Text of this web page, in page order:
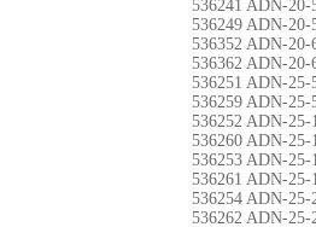
536241 ADN-
536249 ADN-
536352 ADN-
536362 ADN-
536251 ADN-
536259 ADN-
536252 ADN-
536260 ADN-
536253 ADN-
536261 ADN-
536254 ADN-
536262 ADN-